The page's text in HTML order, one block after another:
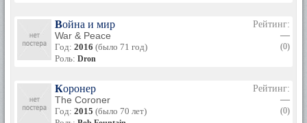
Война и мир
War & Peace
Год: 2016 (было 71 год)
Роль: Dron
Рейтинг:
—
(0)
Коронер
The Coroner
Год: 2015 (было 70 лет)
Рейтинг:
—
(0)